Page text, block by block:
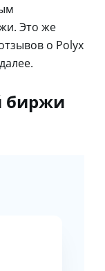
Это же
о Polyx
биржи